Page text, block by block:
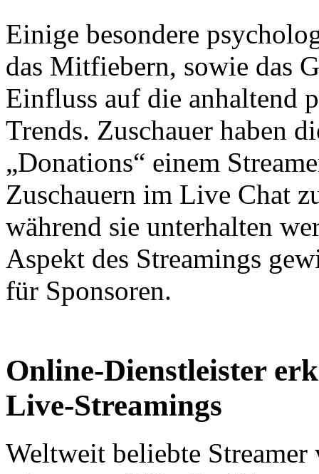
Einige besondere
das Mitfiebern, sowie das
Einfluss auf die anhaltend
Trends. Zuschauer haben
„Donations“ einem
Zuschauern im Live Chat
während sie unterhalten
Aspekt des Streamings
für Sponsoren.
Online-Dienstleister
Live-Streamings
Weltweit beliebte